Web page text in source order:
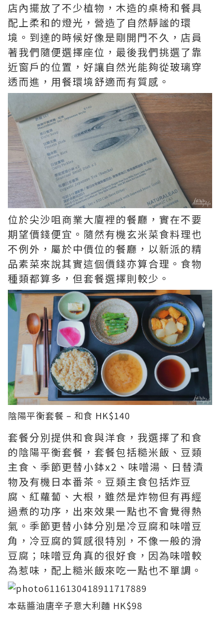
店內擺放了不少植物，木造的桌椅和餐具
配上柔和的燈光，營造了自然靜謐的環
境。到達的時候好像是剛開門不久，店員
著我們隨便選擇座位，最後我們挑選了靠
近窗戶的位置，好讓自然光能夠從玻璃穿
透而進，用餐環境舒適而有質感。
位於尖沙咀商業大廈裡的餐廳，實在不要
期望價錢便宜。隨然有機玄米菜食料理也
不例外，屬於中價位的餐廳，以新派的精
品素菜來說其實這個價錢亦算合理。食物
種類都算多，但套餐選擇則較少。
陰陽平衡套餐 – 和食 HK$140
套餐分別提供和食與洋食，我選擇了和食
的陰陽平衡套餐，套餐包括糙米飯、豆類
主食、季節更替小鉢x2、味噌湯、日替漬
物及有機日本番茶。豆類主食包括炸豆
腐、紅蘿蔔、大根，雖然是炸物但有再經
過煮的功序，出來效果一點也不會覺得熱
氣。季節更替小鉢分別是冷豆腐和味噌豆
角，冷豆腐的質感很特別，不像一般的滑
豆腐；味噌豆角真的很好食，因為味噌較
為惹味，配上糙米飯來吃一點也不單調。
本菇醬油唐辛子意大利麵 HK$98